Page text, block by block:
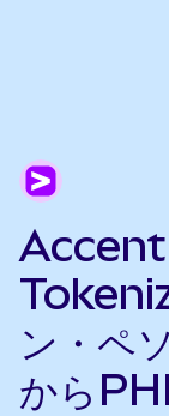
ン・ペ
から